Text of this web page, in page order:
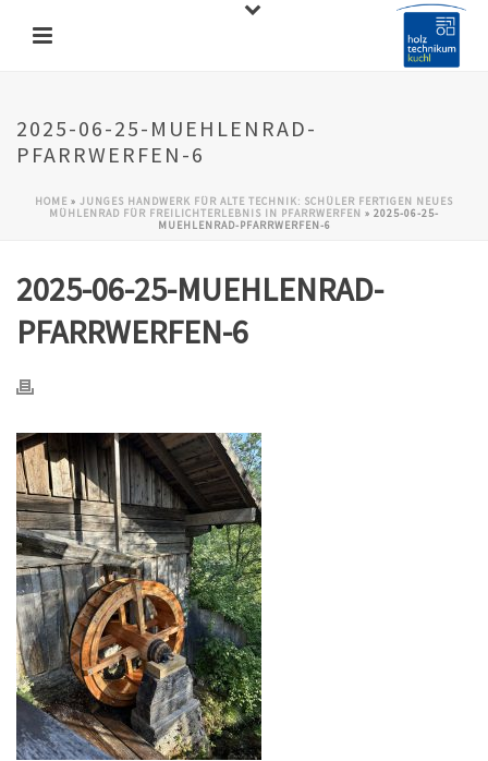
2025-06-25-MUEHLENRAD-
PFARRWERFEN-6
HOME » JUNGES HANDWERK FÜR ALTE TECHNIK: SCHÜLER FERTIGEN NEUES
MÜHLENRAD FÜR FREILICHTERLEBNIS IN PFARRWERFEN » 2025-06-25-
MUEHLENRAD-PFARRWERFEN-6
2025-06-25-MUEHLENRAD-
PFARRWERFEN-6